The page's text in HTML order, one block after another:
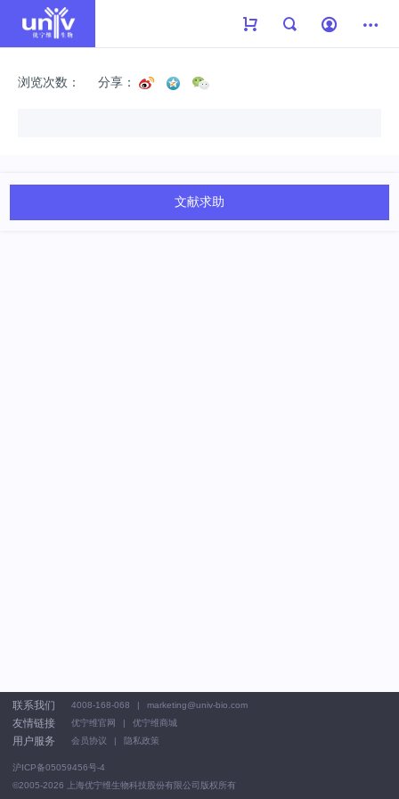
浏览次数： 分享：
文献求助
联系我们 4008-168-068 marketing@univ-bio.com
友情链接 优宁维官网 优宁维商城
用户服务 会员协议 隐私政策
沪ICP备05059456号-4
©2005-2026 上海优宁维生物科技股份有限公司版权所有